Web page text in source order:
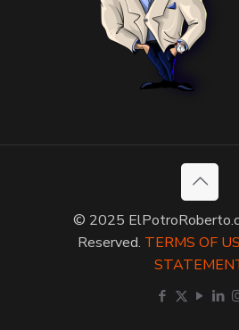
© 2025
Reserved. TERMS OF